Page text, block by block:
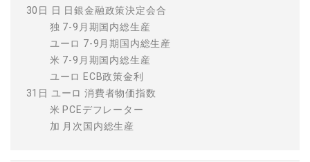
30日 日 日銀金融政策決定会合
独 7-9月期国内総生産
ユーロ 7-9月期国内総生産
米 7-9月期国内総生産
ユーロ ECB政策金利
31日 ユーロ 消費者物価指数
米 PCEデフレーター
加 月次国内総生産